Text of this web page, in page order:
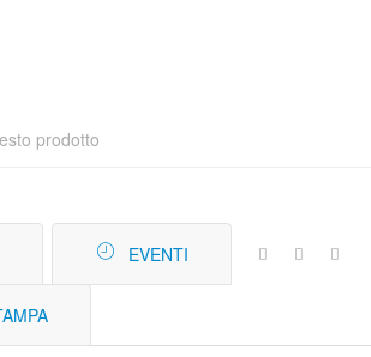
prodotto
EVENTI